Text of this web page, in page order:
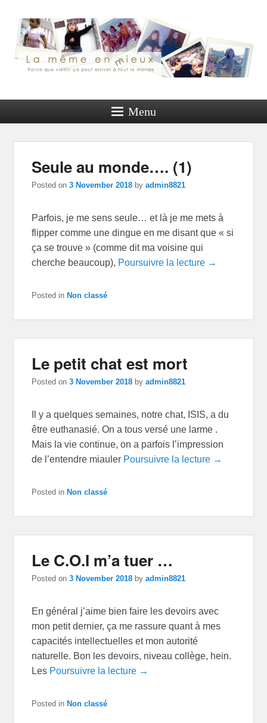
Menu
Seule au monde…. (1)
Posted on3 November 2018 byadmin8821
Parfois, je me sens seule… et là je me mets à
flipper comme une dingue en me disant que « si
ça se trouve » (comme dit ma voisine qui
cherche beaucoup), Poursuivre la lecture →
Posted in Non classé
Le petit chat est mort
Posted on3 November 2018 byadmin8821
Il y a quelques semaines, notre chat, ISIS, a du
être euthanasié. On a tous versé une larme .
Mais la vie continue, on a parfois l’impression
de l’entendre miauler Poursuivre la lecture →
Posted in Non classé
Le C.O.I m’a tuer …
Posted on3 November 2018 byadmin8821
En général j’aime bien faire les devoirs avec
mon petit dernier, ça me rassure quant à mes
capacités intellectuelles et mon autorité
naturelle. Bon les devoirs, niveau collège, hein.
Les Poursuivre la lecture →
Posted in Non classé